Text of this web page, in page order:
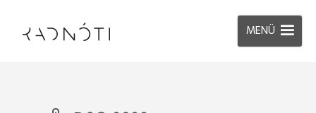
MENÜ